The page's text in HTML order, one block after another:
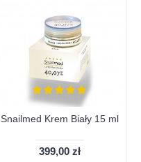
Snailmed Krem Biały 15 ml
399,00 zł